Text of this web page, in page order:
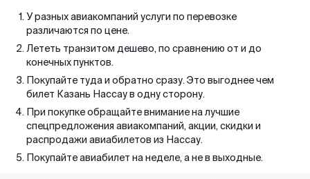
У разных авиакомпаний услуги по перевозке
различаются по цене.
Лететь транзитом дешево, по сравнению от и до
конечных пунктов.
Покупайте туда и обратно сразу. Это выгоднее чем
билет Казань Нассау в одну сторону.
При покупке обращайте внимание на лучшие
спецпредложения авиакомпаний, акции, скидки и
распродажи авиабилетов из Нассау.
Покупайте авиабилет на неделе, а не в выходные.